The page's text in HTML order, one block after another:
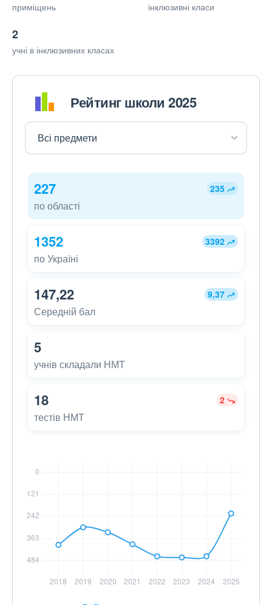
приміщень інклюзивні класи
2
учні в інклюзивних класах
Рейтинг школи 2025
227 235
по області
1352 3392
по Україні
147,22 9,37
Середній бал
5
учнів складали НМТ
18 2
тестів НМТ